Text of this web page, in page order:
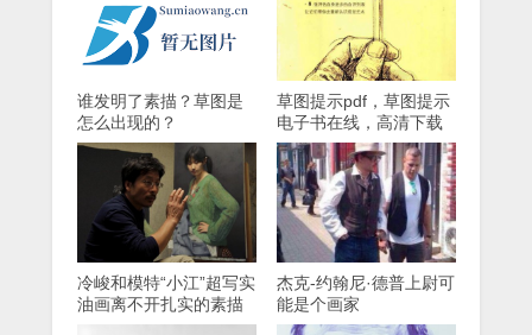
谁发明了素描？草图是
怎么出现的？
草图提示pdf，草图提示
电子书在线，高清下载
冷峻和模特“小江”超写实
油画离不开扎实的素描
杰克-约翰尼·德普上尉可
能是个画家